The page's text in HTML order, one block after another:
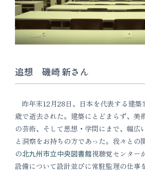
追想 磯崎 新さん
昨年末12月28日、日本を代表する建築
歳で逝去された。建築にとどまらず、美
の芸術、そして思想・学問にまで、幅広
と洞察をお持ちの方であった。我々との
の北九州市立中央図書館視聴覚センター
設備について設計並びに常駐監理の仕事